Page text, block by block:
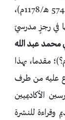
(ت. 574 هـ/1178م)،
في رجزٍ مدرسيّ
محمد عبد الله
963 هـ/1587م؟)؛ مقدما، بهذا
عليه من طرف
الأكاديميين
يلي تقديم وقراءة للنشرة